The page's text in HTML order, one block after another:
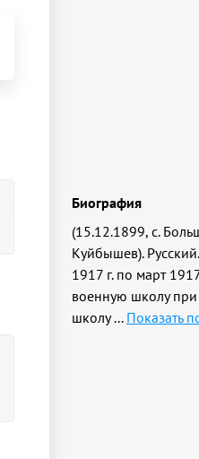
Биография
(15.12.1899, с.
Куйбышев).
1917 г. по март
военную школу
школу... Показать